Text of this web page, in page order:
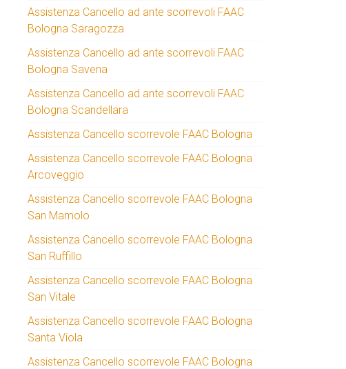
Assistenza Cancello ad ante scorrevoli FAAC
Bologna Saragozza
Assistenza Cancello ad ante scorrevoli FAAC
Bologna Savena
Assistenza Cancello ad ante scorrevoli FAAC
Bologna Scandellara
Assistenza Cancello scorrevole FAAC Bologna
Assistenza Cancello scorrevole FAAC Bologna
Arcoveggio
Assistenza Cancello scorrevole FAAC Bologna
San Mamolo
Assistenza Cancello scorrevole FAAC Bologna
San Ruffillo
Assistenza Cancello scorrevole FAAC Bologna
San Vitale
Assistenza Cancello scorrevole FAAC Bologna
Santa Viola
Assistenza Cancello scorrevole FAAC Bologna